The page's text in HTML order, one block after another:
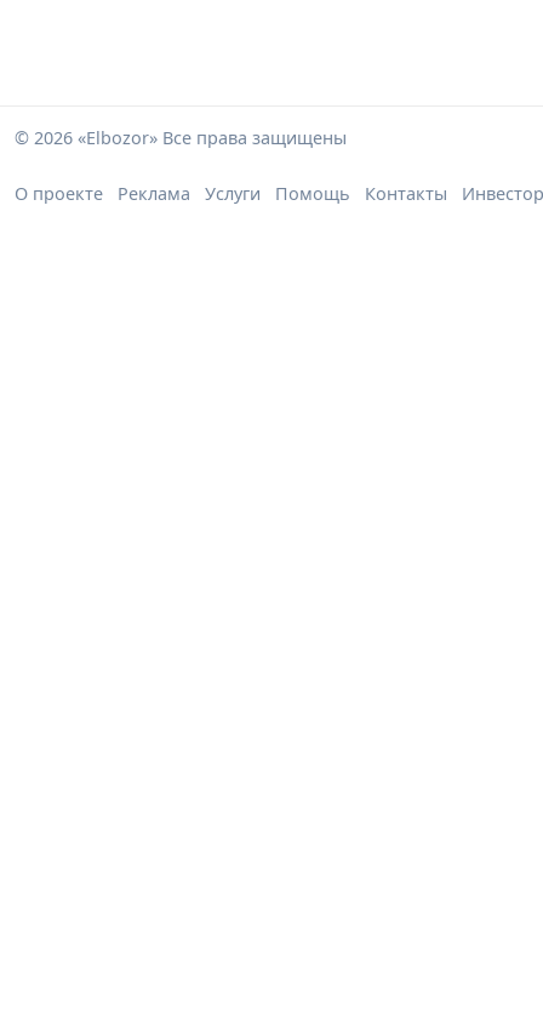
© 2026 «Elbozor» Все права защищены
О проекте Реклама Услуги Помощь Контакты